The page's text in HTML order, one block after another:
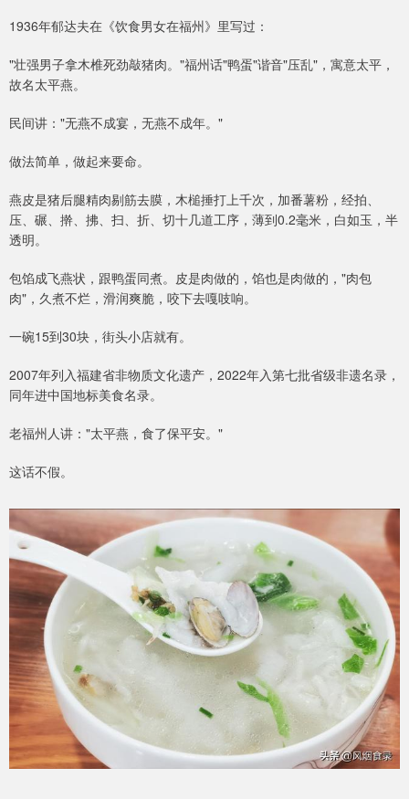
1936年郁达夫在《饮食男女在福州》里写过：
"壮强男子拿木椎死劲敲猪肉。"福州话"鸭蛋"谐音"压乱"，寓意太平，
故名太平燕。
民间讲："无燕不成宴，无燕不成年。"
做法简单，做起来要命。
燕皮是猪后腿精肉剔筋去膜，木槌捶打上千次，加番薯粉，经拍、
压、碾、擀、拂、扫、折、切十几道工序，薄到0.2毫米，白如玉，半
透明。
包馅成飞燕状，跟鸭蛋同煮。皮是肉做的，馅也是肉做的，"肉包
肉"，久煮不烂，滑润爽脆，咬下去嘎吱响。
一碗15到30块，街头小店就有。
2007年列入福建省非物质文化遗产，2022年入第七批省级非遗名录，
同年进中国地标美食名录。
老福州人讲："太平燕，食了保平安。"
这话不假。